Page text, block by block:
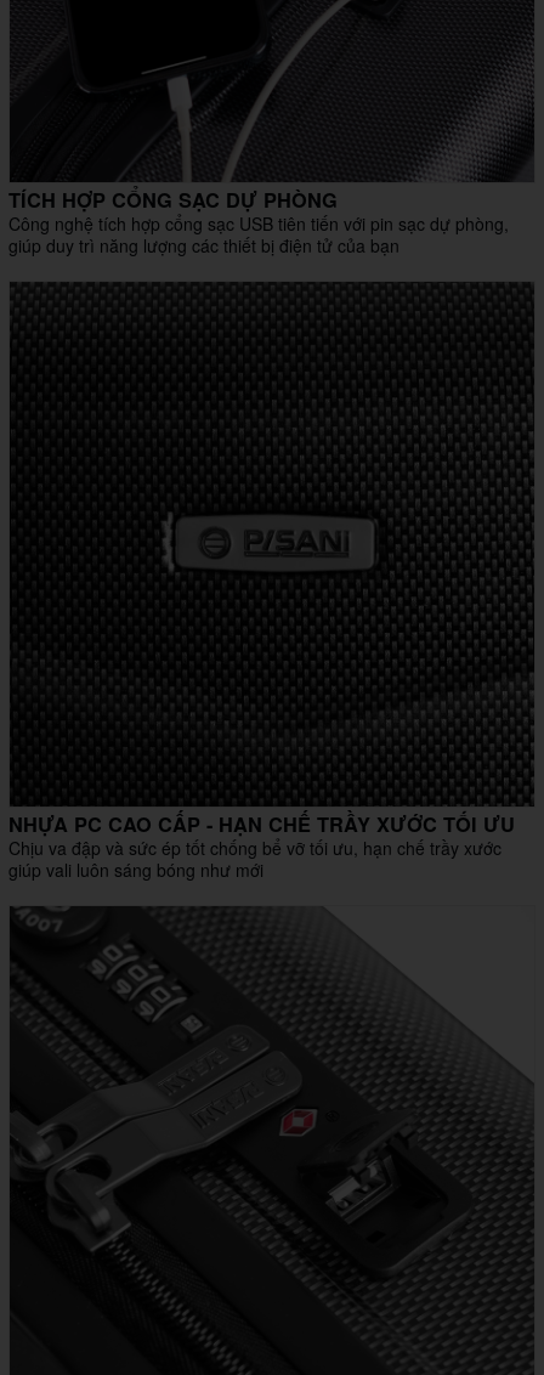
TÍCH HỢP CỔNG SẠC DỰ PHÒNG
Công nghệ tích hợp cổng sạc USB tiên tiến với pin sạc dự phòng,
giúp duy trì năng lượng các thiết bị điện tử của bạn
NHỰA PC CAO CẤP - HẠN CHẾ TRẦY XƯỚC TỐI ƯU
Chịu va đập và sức ép tốt chống bể vỡ tối ưu, hạn chế trầy xước
giúp vali luôn sáng bóng như mới